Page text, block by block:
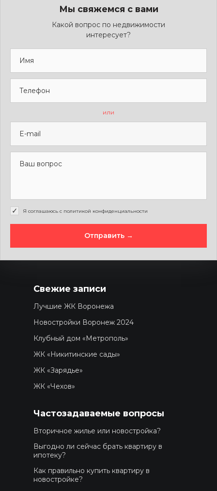
Мы свяжемся с вами
Какой вопрос по недвижимости
интересует?
или
Я соглашаюсь с политикой конфиденциальности
Отправить →
Свежие записи
Лучшие ЖК Воронежа
Новостройки Воронеж 2024
Клубный дом «Метрополь»
ЖК «Никитинские сады»
ЖК «Зарядье»
ЖК «Чехов»
Частозадаваемые вопросы
Вторичное жилье или новостройка?
Выгодно ли сейчас брать квартиру в
ипотеку?
Как правильно купить квартиру в
новостройке?